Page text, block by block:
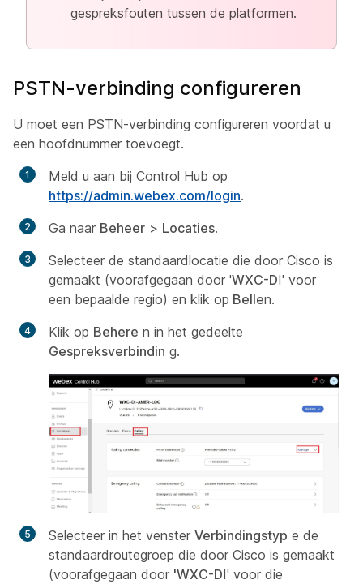
gespreksfouten tussen de platformen.
PSTN-verbinding configureren
U moet een PSTN-verbinding configureren voordat u
een hoofdnummer toevoegt.
Meld u aan bij Control Hub op
https://admin.webex.com/login.
Ga naar Beheer > Locaties.
Selecteer de standaardlocatie die door Cisco is
gemaakt (voorafgegaan door 'WXC-DI' voor
een bepaalde regio) en klik op Bellen.
Klik op Behere n in het gedeelte
Gespreksverbindin g.
Selecteer in het venster Verbindingstyp e de
standaardroutegroep die door Cisco is gemaakt
(voorafgegaan door 'WXC-DI' voor die